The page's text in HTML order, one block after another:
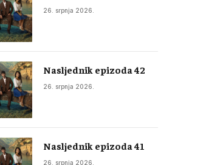
26. srpnja 2026.
Nasljednik epizoda 42
26. srpnja 2026.
Nasljednik epizoda 41
26. srpnja 2026.